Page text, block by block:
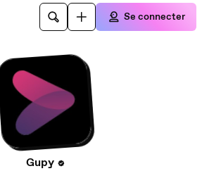
Se connecter
Gupy